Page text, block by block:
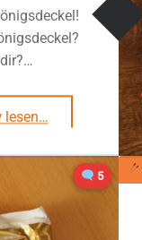
lesen…
5